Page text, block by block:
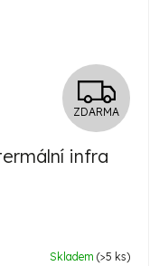
Z
D
M
ZDARMA
infra
Skladem (>5 ks)